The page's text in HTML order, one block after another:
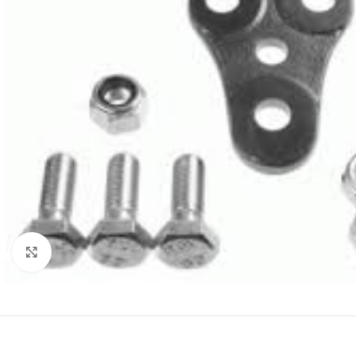
Klik za uvećanje